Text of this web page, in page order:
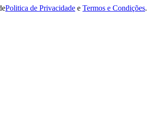
Politica de Privacidade e Termos e Condições.